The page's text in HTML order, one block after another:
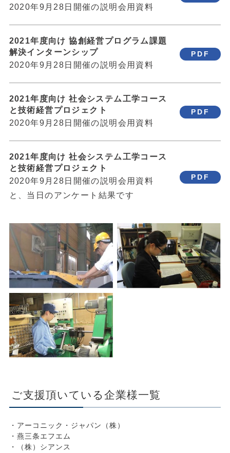
2020年9月28日開催の説明会用資料
2021年度向け 協創経営プログラム課題
解決インターンシップ
2020年9月28日開催の説明会用資料
PDF
2021年度向け 社会システム工学コース
と技術経営プロジェクト
2020年9月28日開催の説明会用資料
PDF
2021年度向け 社会システム工学コース
と技術経営プロジェクト
2020年9月28日開催の説明会用資料
と、当日のアンケート結果です
PDF
ご支援頂いている企業様一覧
アーコニック・ジャパン（株）
燕三条エフエム
（株）シアンス